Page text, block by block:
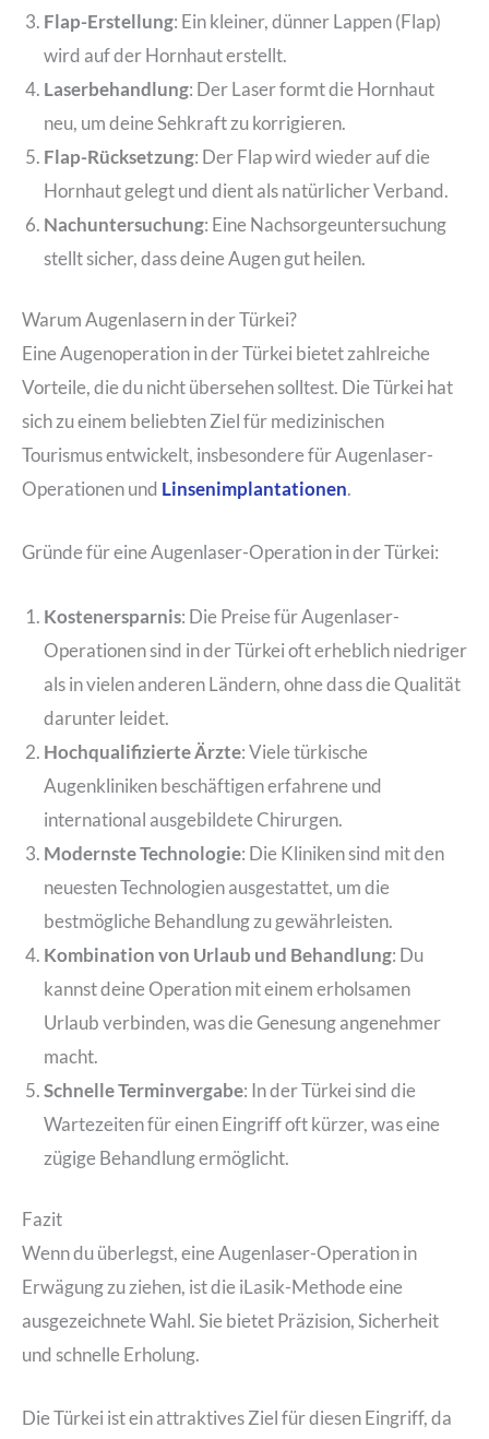
Flap-Erstellung: Ein kleiner, dünner Lappen (Flap)
wird auf der Hornhaut erstellt.
Laserbehandlung: Der Laser formt die Hornhaut
neu, um deine Sehkraft zu korrigieren.
Flap-Rücksetzung: Der Flap wird wieder auf die
Hornhaut gelegt und dient als natürlicher Verband.
Nachuntersuchung: Eine Nachsorgeuntersuchung
stellt sicher, dass deine Augen gut heilen.
Warum Augenlasern in der Türkei?
Eine Augenoperation in der Türkei bietet zahlreiche
Vorteile, die du nicht übersehen solltest. Die Türkei hat
sich zu einem beliebten Ziel für medizinischen
Tourismus entwickelt, insbesondere für Augenlaser-
Operationen und Linsenimplantationen.
Gründe für eine Augenlaser-Operation in der Türkei:
Kostenersparnis: Die Preise für Augenlaser-
Operationen sind in der Türkei oft erheblich niedriger
als in vielen anderen Ländern, ohne dass die Qualität
darunter leidet.
Hochqualifizierte Ärzte: Viele türkische
Augenkliniken beschäftigen erfahrene und
international ausgebildete Chirurgen.
Modernste Technologie: Die Kliniken sind mit den
neuesten Technologien ausgestattet, um die
bestmögliche Behandlung zu gewährleisten.
Kombination von Urlaub und Behandlung: Du
kannst deine Operation mit einem erholsamen
Urlaub verbinden, was die Genesung angenehmer
macht.
Schnelle Terminvergabe: In der Türkei sind die
Wartezeiten für einen Eingriff oft kürzer, was eine
zügige Behandlung ermöglicht.
Fazit
Wenn du überlegst, eine Augenlaser-Operation in
Erwägung zu ziehen, ist die iLasik-Methode eine
ausgezeichnete Wahl. Sie bietet Präzision, Sicherheit
und schnelle Erholung.
Die Türkei ist ein attraktives Ziel für diesen Eingriff, da